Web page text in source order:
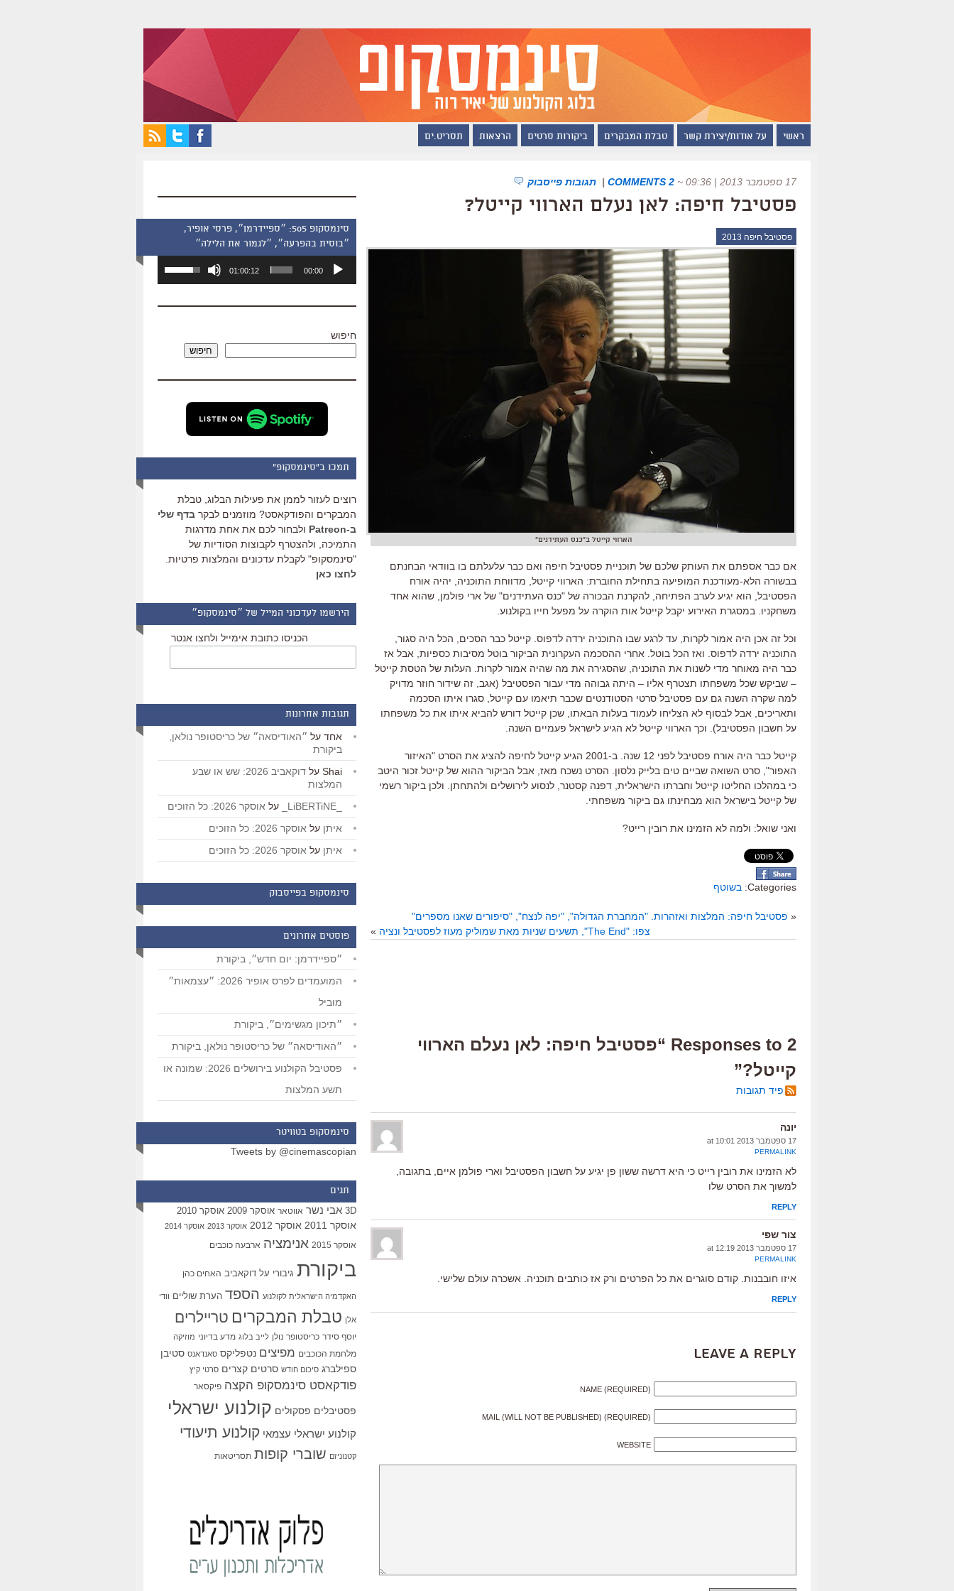
ראשי על אודות/יצירת קשר טבלת המבקרים ביקורות סרטים הרצאות תסריט.ים
17 ספטמבר 2013 | 09:36 ~
2 COMMENTS
| תגובות פייסבוק
פסטיבל חיפה: לאן נעלם הארווי קייטל?
פסטיבל חיפה 2013
הארווי קייטל ב"כנס העתידנים"
אם כבר אספתם את העותק שלכם של תוכניית פסטיבל חיפה ואם כבר עלעלתם בו בוודאי הבחנתם
בבשורה הלא-מעודכנת המופיעה בתחילת החוברת: הארווי קייטל, מדווחת התוכניה, יהיה אורח
הפסטיבל, הוא יגיע לערב הפתיחה, להקרנת הבכורה של "כנס העתידנים" של ארי פולמן, שהוא אחד
משחקניו. במסגרת האירוע יקבל קייטל אות הוקרה על מפעל חייו בקולנוע.
וכל זה אכן היה אמור לקרות, עד לרגע שבו התוכניה ירדה לדפוס. קייטל כבר הסכים, הכל היה סגור,
התוכניה ירדה לדפוס. ואז הכל בוטל. אחרי ההסכמה העקרונית הביקור בוטל מסיבות כספיות, אבל אז
כבר היה מאוחר מדי לשנות את התוכניה, שהסגירה את מה שהיה אמור לקרות. העלות של הטסת קייטל
– שביקש שכל משפחתו תצטרף אליו – היתה גבוהה מדי עבור הפסטיבל (אגב, זה שידור חוזר מדויק
למה שקרה השנה גם עם פסטיבל סרטי הסטודנטים שכבר תיאמו עם קייטל, סגרו איתו הסכמה
ותאריכים, אבל לבסוף לא הצליחו לעמוד בעלות הבאתו, שכן קייטל דורש להביא איתו את כל משפחתו
על חשבון הפסטיבל). וכך הארווי קייטל לא הגיע לישראל פעמיים השנה.
קייטל כבר היה אורח פסטיבל לפני 12 שנה. ב-2001 הגיע קייטל לחיפה להציג את הסרט "האיזור
האפור", סרט השואה שביים טים בלייק נלסון. הסרט נשכח מאז, אבל הביקור ההוא של קייטל זכור היטב
כי במהלכו החליטו קייטל וחברתו הישראלית, דפנה קסטנר, לנסוע לירושלים ולהתחתן. ולכן ביקור רשמי
של קייטל בישראל הוא מבחינתו גם ביקור משפחתי.
ואני שואל: ולמה לא הזמינו את רובין רייט?
Categories: בשוטף
« פסטיבל חיפה: המלצות ואזהרות. "המחברת הגדולה", "יפה לנצח", "סיפורים שאנו מספרים"
צפו: "The End", תשעים שניות מאת שמוליק מעוז לפסטיבל ונציה
»
2 Responses to “פסטיבל חיפה: לאן נעלם הארווי
קייטל?”
פיד תגובות
יונה
17 ספטמבר 2013 at 10:01
PERMALINK
לא הזמינו את רובין רייט כי היא דרשה ששון פן יגיע על חשבון הפסטיבל וארי פולמן איים, בתגובה,
למשוך את הסרט שלו
REPLY
צור שפי
17 ספטמבר 2013 at 12:19
PERMALINK
איזו חובבנות. קודם סוגרים את כל הפרטים ורק אז כותבים תוכניה. אשכרה עולם שלישי.
REPLY
Leave a Reply
NAME (REQUIRED)
MAIL (WILL NOT BE PUBLISHED) (REQUIRED)
WEBSITE
סינמסקופ 505: ״ספיידרמן״, פרסי אופיר,
״בוסית בהפרעה״, ״לגמור את הלילה״
אודיו
00:00
01:00:12
השתמש
כדי
שמע.
חיפוש
חיפוש
תמכו ב"סינמסקופ"
רוצים לעזור לממן את פעילות הבלוג, טבלת
המבקרים והפודקאסט? מוזמנים לבקר בדף שלי
ב-Patreon
ולבחור לכם את אחת מדרגות
התמיכה, ולהצטרף לקבוצות הסודיות של
"סינמסקופ" לקבלת עדכונים והמלצות פרטיות.
לחצו כאן
הירשמו לעדכוני המייל של ״סינמסקופ״
הכניסו כתובת אימייל ולחצו אנטר
תגובות אחרונות
אחד על ״האודיסאה״ של כריסטופר נולאן,
ביקורת
Shai על
דוקאביב 2026: שש או שבע
המלצות
על אוסקר 2026: כל הזוכים
איתן על אוסקר 2026: כל הזוכים
איתן על אוסקר 2026: כל הזוכים
סינמסקופ בפייסבוק
פוסטים אחרונים
״ספיידרמן: יום חדש״, ביקורת
המועמדים לפרס אופיר 2026: ״עצמאות״
מוביל
״תיכון מגשימים״, ביקורת
״האודיסאה״ של כריסטופר נולאן, ביקורת
פסטיבל הקולנוע בירושלים 2026: שמונה או
תשע המלצות
סינמסקופ בטוויטר
Tweets by @cinemascopian
תגים
3D אבי נשר אווטאר אוסקר 2009 אוסקר 2010
אוסקר 2011 אוסקר 2012 אוסקר 2013 אוסקר 2014
אוסקר 2015 אנימציה ארבעה כוכבים
ביקורת גיבורי על דוקאביב האחים כהן
האקדמיה הישראלית לקולנוע הספד הערת שוליים וודי
אלן טבלת המבקרים טריילרים
יוסף סידר כריסטופר נולן לייב בלוג מדע בדיוני מוזיקה
מלחמת הכוכבים מפיצים נטפליקס סאנדאנס סטיבן
ספילברג סיכום חודש סרטים קצרים סרטי קיץ
פודקאסט סינמסקופ הקצה פיקסאר
פסטיבלים פסקולים קולנוע ישראלי
קולנוע ישראלי עצמאי קולנוע תיעודי
קטנוניזם שוברי קופות תסריטאות